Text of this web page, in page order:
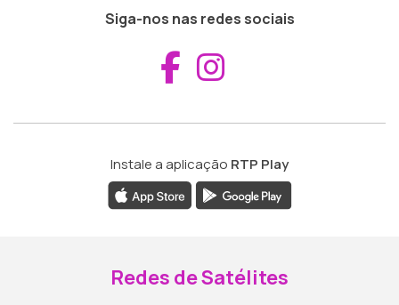
Siga-nos nas redes sociais
Aceder ao
Instale a aplicação RTP Play
Redes de Satélites